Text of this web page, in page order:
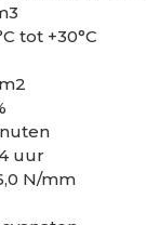
tot +30°C
uur
N/mm